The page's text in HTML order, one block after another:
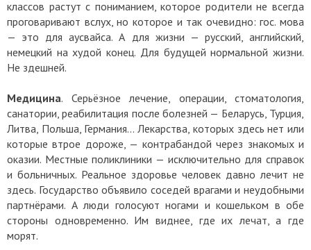
классов растут с пониманием, которое родители не всегда
проговаривают вслух, но которое и так очевидно: гос. мова
— это для аусвайса. А для жизни — русский, английский,
немецкий на худой конец. Для будущей нормальной жизни.
Не здешней.
Медицина. Серьёзное лечение, операции, стоматология,
санатории, реабилитация после болезней — Беларусь, Турция,
Литва, Польша, Германия… Лекарства, которых здесь нет или
которые втрое дороже, — контрабандой через знакомых и
оказии. Местные поликлиники — исключительно для справок
и больничных. Реальное здоровье человек давно лечит не
здесь. Государство объявило соседей врагами и неудобными
партнёрами. А люди голосуют ногами и кошельком в обе
стороны одновременно. Им виднее, где их лечат, а где
морят.